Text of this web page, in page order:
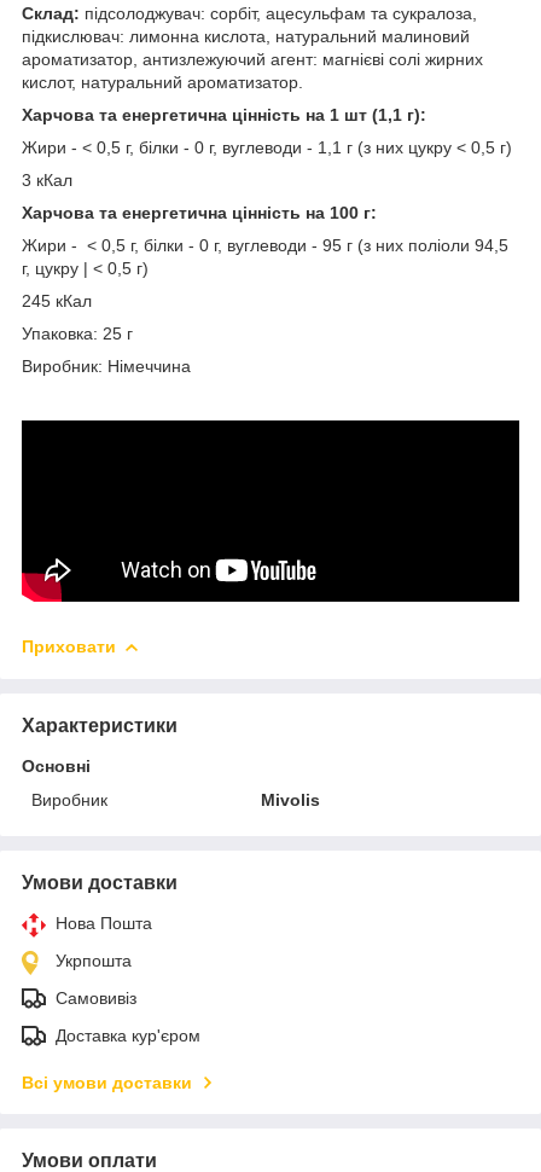
Склад: підсолоджувач: сорбіт, ацесульфам та сукралоза,
підкислювач: лимонна кислота, натуральний малиновий
ароматизатор, антизлежуючий агент: магнієві солі жирних
кислот, натуральний ароматизатор.
Харчова та енергетична цінність на 1 шт (1,1 г):
Жири - < 0,5 г, білки - 0 г, вуглеводи - 1,1 г (з них цукру < 0,5 г)
3 кКал
Харчова та енергетична цінність на 100 г:
Жири - < 0,5 г, білки - 0 г, вуглеводи - 95 г (з них поліоли 94,5
г, цукру | < 0,5 г)
245 кКал
Упаковка: 25 г
Виробник: Німеччина
Приховати
Характеристики
Основні
Виробник
Mivolis
Умови доставки
Нова Пошта
Укрпошта
Самовивіз
Доставка кур'єром
Всі умови доставки
Умови оплати